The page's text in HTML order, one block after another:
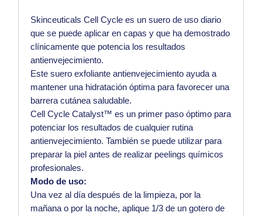
Skinceuticals Cell Cycle es un suero de uso diario
que se puede aplicar en capas y que ha demostrado
clínicamente que potencia los resultados
antienvejecimiento.
Este suero exfoliante antienvejecimiento ayuda a
mantener una hidratación óptima para favorecer una
barrera cutánea saludable.
Cell Cycle Catalyst™ es un primer paso óptimo para
potenciar los resultados de cualquier rutina
antienvejecimiento. También se puede utilizar para
preparar la piel antes de realizar peelings químicos
profesionales.
Modo de uso:
Una vez al día después de la limpieza, por la
mañana o por la noche, aplique 1/3 de un gotero de